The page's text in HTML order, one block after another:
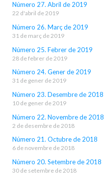
Número 27. Abril de 2019
22 d'abril de 2019
Número 26. Març de 2019
31 de març de 2019
Número 25. Febrer de 2019
28 de febrer de 2019
Número 24. Gener de 2019
31 de gener de 2019
Número 23. Desembre de 2018
10 de gener de 2019
Número 22. Novembre de 2018
2 de desembre de 2018
Número 21. Octubre de 2018
6 de novembre de 2018
Número 20. Setembre de 2018
30 de setembre de 2018